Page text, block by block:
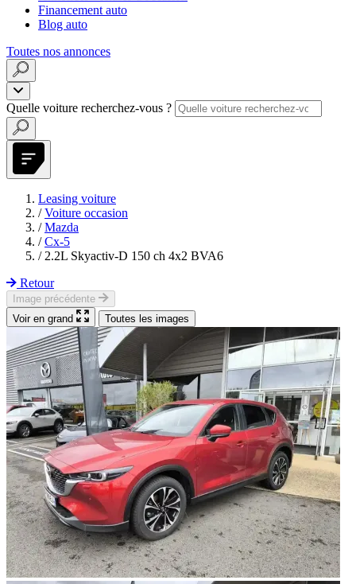
Financement auto
Blog auto
Toutes nos annonces
Quelle voiture recherchez-vous ?
Leasing voiture
/ Voiture occasion
/ Mazda
/ Cx-5
/ 2.2L Skyactiv-D 150 ch 4x2 BVA6
Retour
Image précédente
Voir en grand
Toutes les images